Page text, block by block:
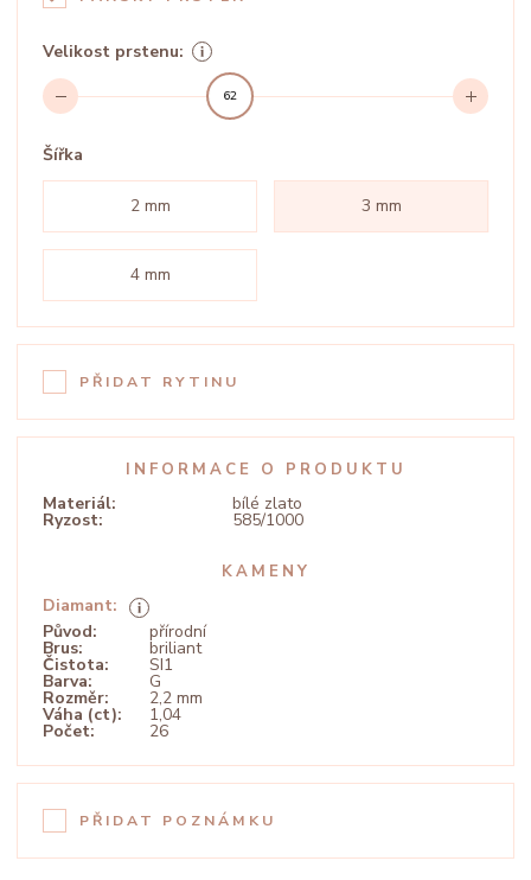
Velikost prstenu:
62
Šířka
2 mm 3 mm
4 mm
PŘIDAT RYTINU
INFORMACE O PRODUKTU
Materiál: bílé zlato
Ryzost: 585/1000
KAMENY
Diamant:
Původ:
přírodní
Brus: briliant
Čistota: SI1
Barva: G
Rozměr: 2,2 mm
Váha (ct): 1,04
Počet: 26
PŘIDAT POZNÁMKU